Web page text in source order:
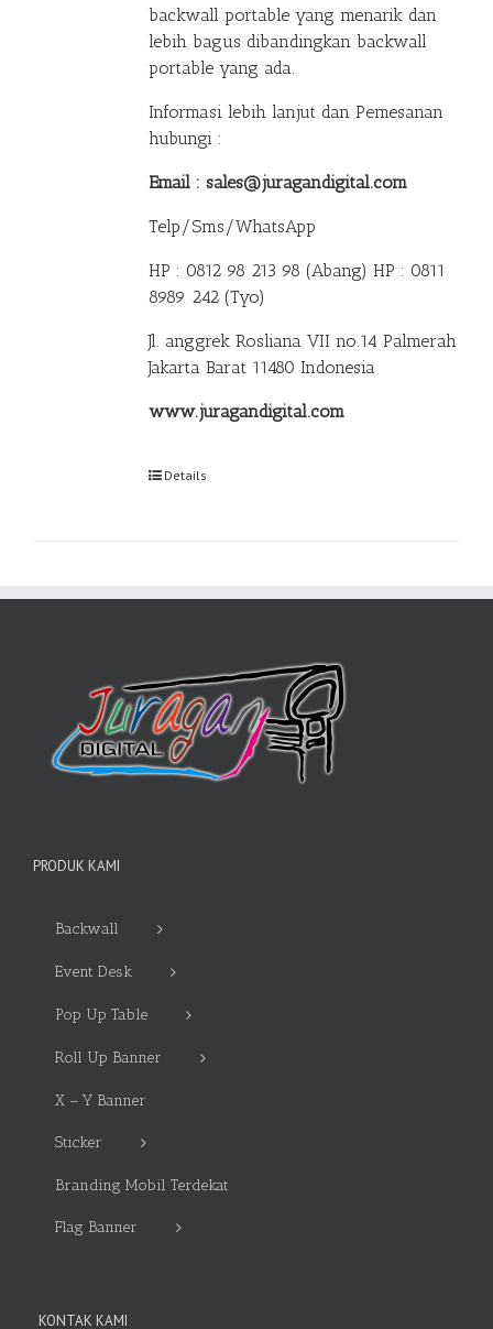
backwall portable yang menarik dan
lebih bagus dibandingkan backwall
portable yang ada.
Informasi lebih lanjut dan Pemesanan
hubungi :
Email : sales@juragandigital.com
Telp/Sms/WhatsApp
HP : 0812 98 213 98 (Abang) HP : 0811
8989 242 (Tyo)
Jl. anggrek Rosliana VII no.14 Palmerah
Jakarta Barat 11480 Indonesia
www.juragandigital.com
Details
PRODUK KAMI
Backwall
Event Desk
Pop Up Table
Roll Up Banner
X – Y Banner
Sticker
Branding Mobil Terdekat
Flag Banner
KONTAK KAMI